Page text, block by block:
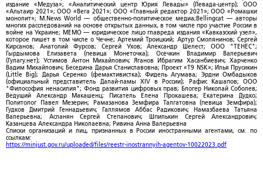
издание «Медуза»; «Аналитический центр Юрия Левады» (Левада-центр); ООО
«Альтаир 2021»; ООО «Вега 2021»; ООО «Главный редактор 2021»; ООО «Ромашки
монолит»; M.News World — общественно-политическое медиа;Bellingcat — авторы
многих расследований на основе открытых данных, в том числе про участие России в
войне на Украине; МЕМО — юридическое лицо главреда издания «Кавказский узел»,
которое пишет в том числе о Чечне; Артемий Троицкий; Артур Смолянинов; Сергей
Кирсанов; Анатолий Фурсов; Сергей Ухов; Александр Шелест; ООО "ТЕНЕС";
Гырдымова Елизавета (певица Монеточка); Осечкин Владимир Валерьевич
(Гулагу.нет); Устимов Антон Михайлович; Яганов Ибрагим Хасанбиевич; Харченко
Вадим Михайлович; Беседина Дарья Станиславовна; Проект «T9 NSK»; Илья Прусикин
(Little Big); Дарья Серенко (фемактивистка); Фидель Агумава; Эрдни Омбадыков
(официальный представитель Далай-ламы XIV в России); Рафис Кашапов; ООО
"Философия ненасилия"; Фонд развития цифровых прав; Блогер Николай Соболев;
Ведущий Александр Макашенц; Писатель Елена Прокашева; Екатерина Дудко;
Политолог Павел Мезерин; Рамазанова Земфира Талгатовна (певица Земфира);
Гудков Дмитрий Геннадьевич; Галлямов Аббас Радикович; Намазбаева Татьяна
Валерьевна; Асланян Сергей Степанович; Шпилькин Сергей Александрович;
Казанцева Александра Николаевна; Ривина Анна Валерьевна
Списки организаций и лиц, признанных в России иностранными агентами, см. по
ссылкам:
https://minjust.gov.ru/uploaded/files/reestr-inostrannyih-agentov-10022023.pdf